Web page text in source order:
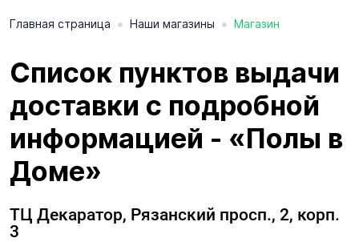
Главная страница • Наши магазины • Магазин
Список пунктов выдачи
доставки с подробной
информацией - «Полы в
Доме»
ТЦ Декаратор, Рязанский просп., 2, корп.
3